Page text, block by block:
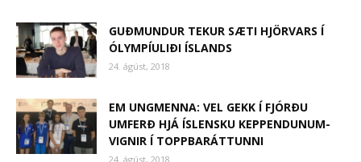
GUÐMUNDUR TEKUR SÆTI HJÖRVARS Í
ÓLYMPÍULIÐI ÍSLANDS
24. ágúst, 2018
EM UNGMENNA: VEL GEKK Í FJÓRÐU
UMFERÐ HJÁ ÍSLENSKU KEPPENDUNUM-
VIGNIR Í TOPPBARÁTTUNNI
24. ágúst, 2018